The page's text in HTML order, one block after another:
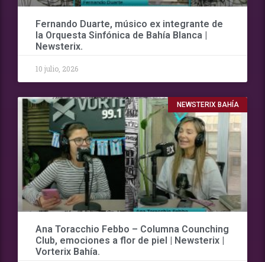
Fernando Duarte, músico ex integrante de
la Orquesta Sinfónica de Bahía Blanca |
Newsterix.
10 julio, 2026
NEWSTERIX BAHÍA
Ana Toracchio Febbo – Columna Counching
Club, emociones a flor de piel | Newsterix |
Vorterix Bahía.